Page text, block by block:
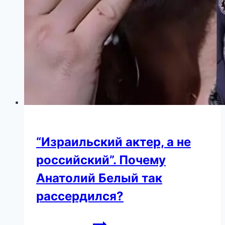
“Израильский актер, а не
российский”. Почему
Анатолий Белый так
рассердился?